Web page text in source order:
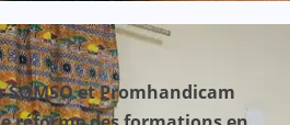
et Promhandicam